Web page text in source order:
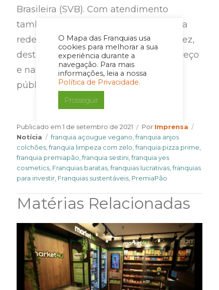
O Mapa das Franquias usa
cookies para melhorar a sua
experiência durante a
navegação. Para mais
informações, leia a nossa
Política de Privacidade.
Prosseguir
Brasileira (SVB). Com atendimento
também via delivery, os fundadores da
rede, Celso Fontes e Michelle Rodriguez,
destacam que o diferencial está no preço
e nas receitas que agradam todos os
públicos.
Publicado em1 de setembro de 2021 Por Author
Imprensa
Notícia
Tags
franquia açougue vegano,franquia anjos
colchões,franquia limpeza com zelo,franquia pizza prime,
franquia premiapão,franquia sestini,franquia yes
cosmetics, Franquias baratas,franquias lucrativas,franquias
para investir, Franquias sustentáveis, PremiaPão
Matérias Relacionadas